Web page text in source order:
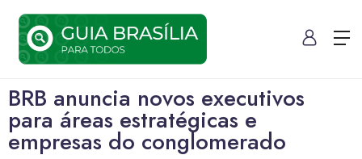
BRB anuncia novos executivos
para áreas estratégicas e
empresas do conglomerado